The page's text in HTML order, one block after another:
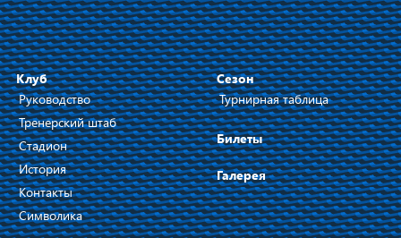
Клуб
Руководство
Тренерский штаб
Стадион
История
Контакты
Символика
Сезон
Турнирная таблица
Билеты
Галерея